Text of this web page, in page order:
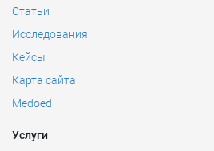
Статьи
Исследования
Кейсы
Карта сайта
Medoed
Услуги